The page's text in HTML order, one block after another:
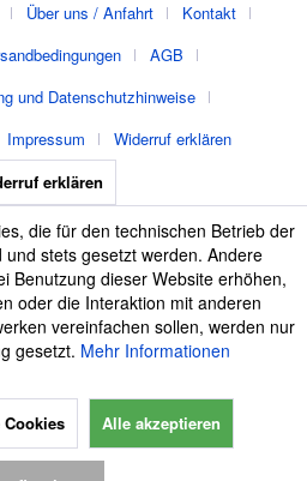
Über uns / Anfahrt
Kontakt
AGB
und Datenschutzhinweise
Impressum
Widerruf erklären
erklären
die für den technischen Betrieb der
stets gesetzt werden. Andere
Benutzung dieser Website erhöhen,
oder die Interaktion mit anderen
vereinfachen sollen, werden nur
gesetzt. Mehr Informationen
Alle akzeptieren